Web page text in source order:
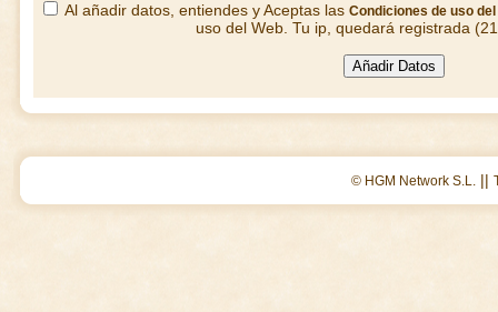
Al añadir datos, entiendes y Aceptas las Condiciones de uso del
uso del Web. Tu ip, quedará registrada
© HGM Network S.L. ||